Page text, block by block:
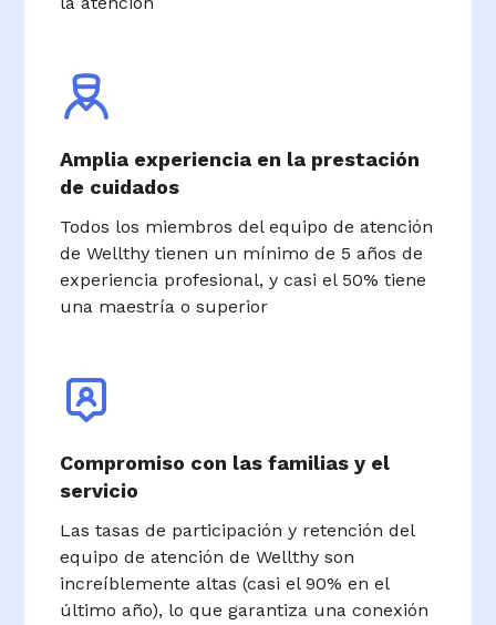
Amplia experiencia en la prestación
de cuidados
Todos los miembros del equipo de atención
de Wellthy tienen un mínimo de 5 años de
experiencia profesional, y casi el 50% tiene
una maestría o superior
Compromiso con las familias y el
servicio
Las tasas de participación y retención del
equipo de atención de Wellthy son
increíblemente altas (casi el 90% en el
último año), lo que garantiza una conexión